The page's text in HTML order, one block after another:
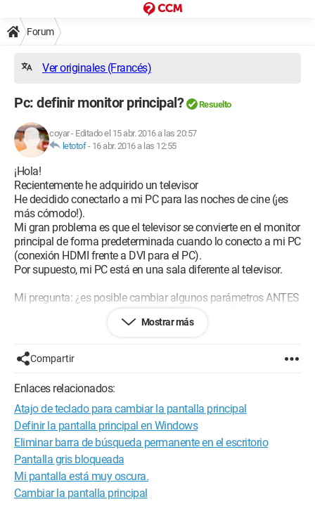
Forum
Ver originales (Francés)
Pc: definir monitor principal? Resuelto
coyar- Editado el 15 abr. 2016 a las 20:57
letotof- 16 abr. 2016 a las 12:55
¡Hola!
Recientemente he adquirido un televisor
He decidido conectarlo a mi PC para las noches de cine (¡es
más cómodo!).
Mi gran problema es que el televisor se convierte en el monitor
principal de forma predeterminada cuando lo conecto a mi PC
(conexión HDMI frente a DVI para el PC).
Por supuesto, mi PC está en una sala diferente al televisor.
Mi pregunta: ¿es posible cambiar algunos parámetros ANTES
de conectar mi televisor para que la conexión HDMI no se
defina como "pantalla principal" por defecto? (es decir, ¿cómo
la cantidad de pantallas conectadas?) porque gestionar el
cambio de parámetros desde la sala vecina es un poco
complicado y requiere ir y venir (tengo un ratón con cable...)
Mostrar más
Compartir
Enlaces relacionados:
Atajo de teclado para cambiar la pantalla principal
Definir la pantalla principal en Windows
Eliminar barra de búsqueda permanente en el escritorio
Pantalla gris bloqueada
Mi pantalla está muy oscura.
Cambiar la pantalla principal